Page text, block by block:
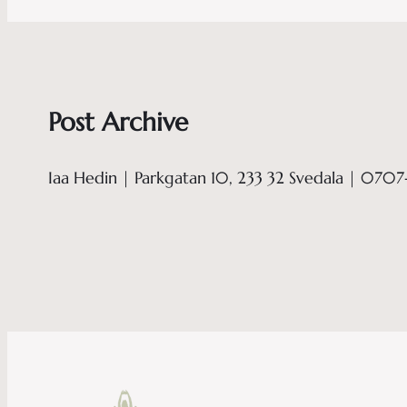
Post Archive
Iaa Hedin | Parkgatan 10, 233 32 Svedala |